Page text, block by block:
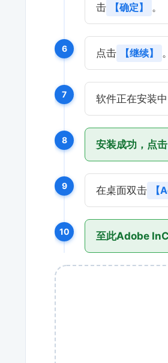
击
【确定】 。
6 点击 【继续】 。
7 软件正在安装中
8 安装成功，点击
9 在桌面双击
10 至此Adobe